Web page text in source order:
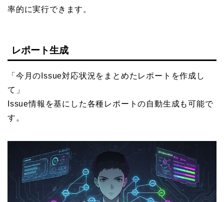
率的に実行できます。
レポート生成
「今月のIssue対応状況をまとめたレポートを作成し
て」
Issue情報を基にした各種レポートの自動生成も可能で
す。